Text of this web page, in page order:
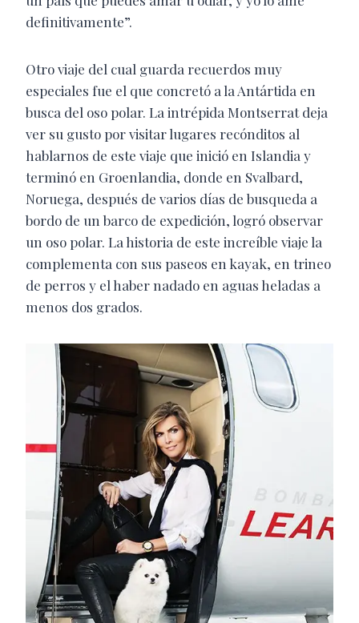
definitivamente”.
Otro viaje del cual guarda recuerdos muy
especiales fue el que concretó a la Antártida en
busca del oso polar. La intrépida Montserrat deja
ver su gusto por visitar lugares recónditos al
hablarnos de este viaje que inició en Islandia y
terminó en Groenlandia, donde en Svalbard,
Noruega, después de varios días de busqueda a
bordo de un barco de expedición, logró observar
un oso polar. La historia de este increíble viaje la
complementa con sus paseos en kayak, en trineo
de perros y el haber nadado en aguas heladas a
menos dos grados.